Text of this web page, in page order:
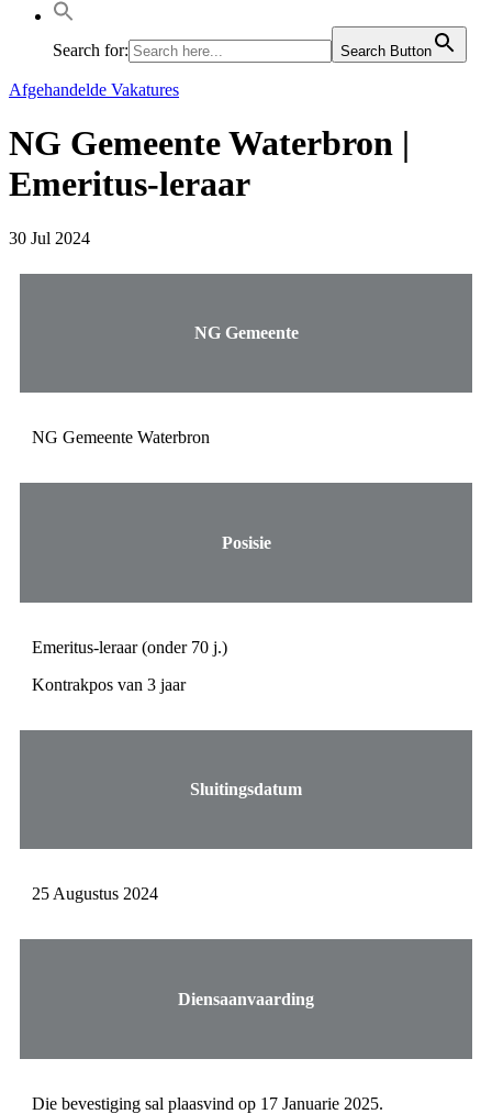
Search for: Search Button
Afgehandelde Vakatures
NG Gemeente Waterbron |
Emeritus-leraar
30 Jul 2024
NG Gemeente
NG Gemeente Waterbron
Posisie
Emeritus-leraar (onder 70 j.)
Kontrakpos van 3 jaar
Sluitingsdatum
25 Augustus 2024
Diensaanvaarding
Die bevestiging sal plaasvind op 17 Januarie 2025.